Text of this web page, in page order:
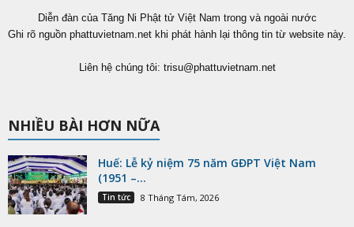
Diễn đàn của Tăng Ni Phật tử Việt Nam trong và ngoài nước
Ghi rõ nguồn phattuvietnam.net khi phát hành lại thông tin từ website này.
Liên hệ chúng tôi: trisu@phattuvietnam.net
NHIỀU BÀI HƠN NỮA
Huế: Lễ kỷ niệm 75 năm GĐPT Việt Nam
(1951 –...
Tin tức 8 Tháng Tám, 2026